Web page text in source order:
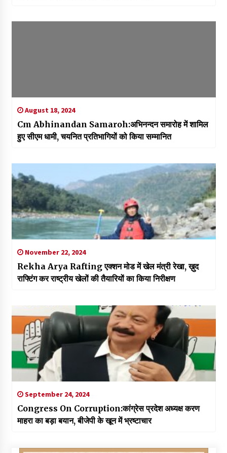
August 18, 2024
Cm Abhinandan Samaroh:अभिनन्दन समारोह में शामिल
हुए सीएम धामी, चयनित प्रतिभागियों को किया सम्मानित
November 22, 2024
Rekha Arya Rafting एक्शन मोड में खेल मंत्री रेखा, ख़ुद
राफ्टिंग कर राष्ट्रीय खेलों की तैयारियों का किया निरीक्षण
September 24, 2024
Congress On Corruption:कांग्रेस प्रदेश अध्यक्ष करण
माहरा का बड़ा बयान, बीजेपी के खून में भ्रष्टाचार